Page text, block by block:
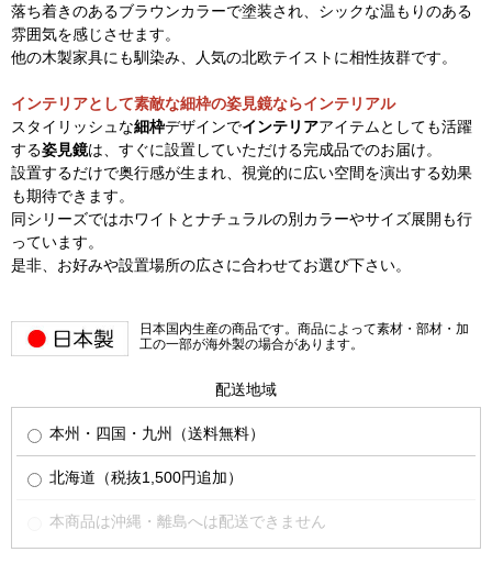
落ち着きのあるブラウンカラーで塗装され、シックな温もりのある
雰囲気を感じさせます。
他の木製家具にも馴染み、人気の北欧テイストに相性抜群です。
インテリアとして素敵な細枠の姿見鏡ならインテリアル
スタイリッシュな細枠デザインでインテリアアイテムとしても活躍
する姿見鏡は、すぐに設置していただける完成品でのお届け。
設置するだけで奥行感が生まれ、視覚的に広い空間を演出する効果
も期待できます。
同シリーズではホワイトとナチュラルの別カラーやサイズ展開も行
っています。
是非、お好みや設置場所の広さに合わせてお選び下さい。
日本国内生産の商品です。商品によって素材・部材・加
工の一部が海外製の場合があります。
配送地域
本州・四国・九州（送料無料）
北海道（税抜1,500円追加）
本商品は沖縄・離島へは配送できません